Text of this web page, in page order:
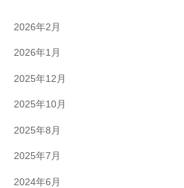
2026年2月
2026年1月
2025年12月
2025年10月
2025年8月
2025年7月
2024年6月